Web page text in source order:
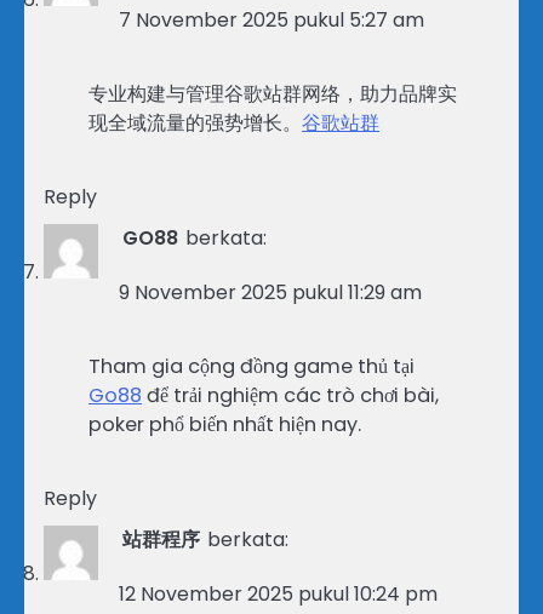
7 November 2025 pukul 5:27 am
专业构建与管理谷歌站群网络，助力品牌实
现全域流量的强势增长。 谷歌站群
Reply
GO88 berkata:
9 November 2025 pukul 11:29 am
Tham gia cộng đồng game thủ tại
Go88 để trải nghiệm các trò chơi bài,
poker phổ biến nhất hiện nay.
Reply
站群程序 berkata:
12 November 2025 pukul 10:24 pm